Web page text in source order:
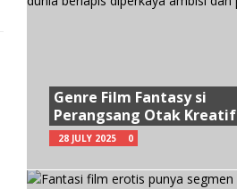
Genre Film Fantasy si
Perangsang Otak Kreatif
28 JULY 2025 0